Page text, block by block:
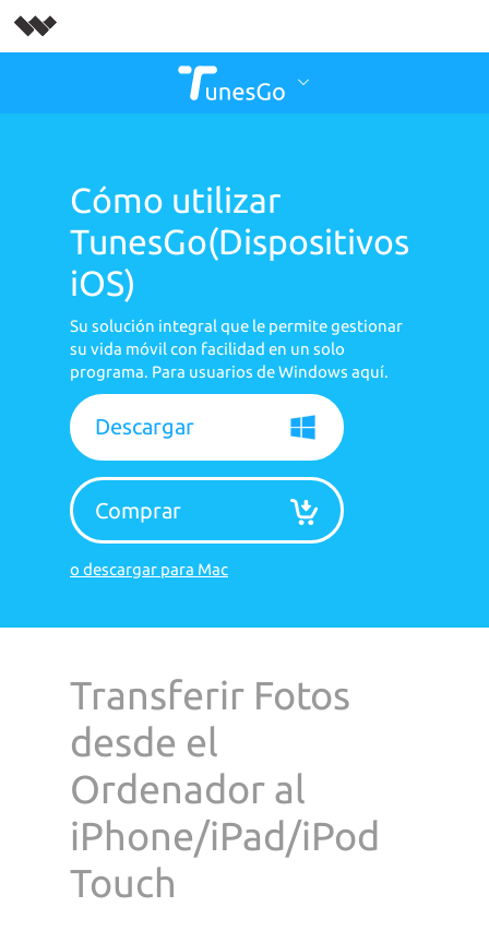
Cómo utilizar
TunesGo(Dispositivos
iOS)
Su solución integral que le permite gestionar
su vida móvil con facilidad en un solo
programa. Para usuarios de Windows aquí.
Descargar
Comprar
o descargar para Mac
Transferir Fotos
desde el
Ordenador al
iPhone/iPad/iPod
Touch